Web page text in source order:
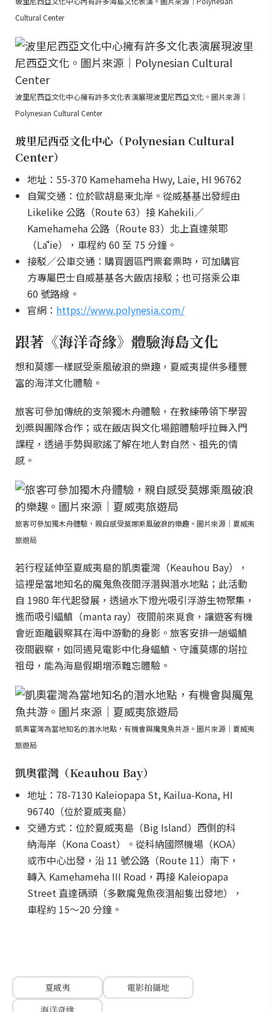
Cultural Center
波里尼西亞文化中心擁有許多文化表演展現波里尼西亞文化。圖片來源｜
Polynesian Cultural Center
玻里尼西亞文化中心（Polynesian Cultural
Center）
地址：55-370 Kamehameha Hwy, Laie, HI 96762
自駕交通：位於歐胡島東北岸。從威基基出發經由
Likelike 公路（Route 63）接 Kahekili／
Kamehameha 公路（Route 83）北上直達萊耶
（Lāʻie），車程約 60 至 75 分鐘。
接駁／公車交通：購買園區門票套票時，可加購官
方專屬巴士自威基基各大飯店接駁；也可搭乘公車
60 號路線。
官網： https://www.polynesia.com/
跟著《海洋奇緣》體驗海島文化
想和莫娜一樣感受乘風破浪的樂趣，夏威夷提供多種豐
富的海洋文化體驗。
旅客可參加傳統的支架獨木舟體驗，在教練帶領下學習
划槳與團隊合作；或在飯店與文化場館體驗呼拉舞入門
課程，透過手勢與歌謠了解在地人對自然、祖先的情
感。
旅客可參加獨木舟體驗，親自感受莫娜乘風破浪的樂趣。圖片來源｜夏威夷
旅遊局
若行程延伸至夏威夷島的凱奧霍灣（Keauhou Bay），
這裡是當地知名的魔鬼魚夜間浮潛與潛水地點；此活動
自 1980 年代起發展，透過水下燈光吸引浮游生物聚集，
進而吸引蝠鱝（manta ray）夜間前來覓食，讓遊客有機
會近距離觀察其在海中游動的身影。旅客安排一趟蝠鱝
夜間觀察，如同遇見電影中化身蝠鱝、守護莫娜的塔拉
祖母，能為海島假期增添難忘體驗。
凱奧霍灣為當地知名的潛水地點，有機會與魔鬼魚共游。圖片來源｜夏威夷
旅遊局
凱奧霍灣（Keauhou Bay）
地址：78-7130 Kaleiopapa St, Kailua-Kona, HI
96740（位於夏威夷島）
交通方式：位於夏威夷島（Big Island）西側的科
納海岸（Kona Coast）。從科納國際機場（KOA）
或市中心出發，沿 11 號公路（Route 11）南下，
轉入 Kamehameha III Road，再接 Kaleiopapa
Street 直達碼頭（多數魔鬼魚夜潛船隻出發地），
車程約 15～20 分鐘。
夏威夷
電影拍攝地
海洋奇緣